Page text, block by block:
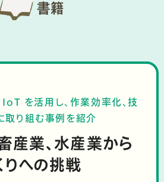
書籍
を活用し、作業効率化、技
取り組む事例を紹介
産業、水産業から
りへの挑戦